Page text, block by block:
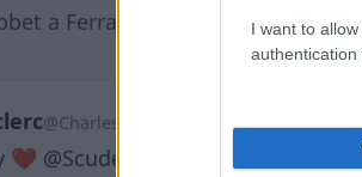
I want to
authentication
a Ferrarival az F1-ben, mint ő.
@Charles_Leclerc
❤️ @ScuderiaFerrari